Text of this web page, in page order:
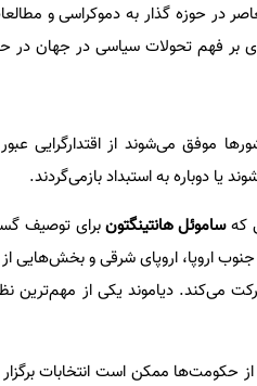
در حوزه گذار به دموکراسی و
بر فهم تحولات سیاسی در جهان در
موفق می‌شوند از اقتدارگرایی
یا دوباره به استبداد بازمی‌گردند.
کهساموئل هانتینگتونبرای توصیف
جنوب اروپا، اروپای شرقی و بخش‌هایی
دیاموند یکی از مهم‌ترین
حکومت‌ها ممکن است انتخابات